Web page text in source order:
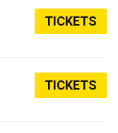
TICKETS
TICKETS